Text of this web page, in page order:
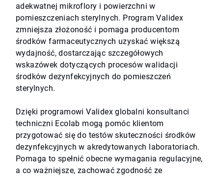
adekwatnej mikroflory i powierzchni w
pomieszczeniach sterylnych. Program Validex
zmniejsza złożoność i pomaga producentom
środków farmaceutycznych uzyskać większą
wydajność, dostarczając szczegółowych
wskazówek dotyczących procesów walidacji
środków dezynfekcyjnych do pomieszczeń
sterylnych.
Dzięki programowi Validex globalni konsultanci
techniczni Ecolab mogą pomóc klientom
przygotować się do testów skuteczności środków
dezynfekcyjnych w akredytowanych laboratoriach.
Pomaga to spełnić obecne wymagania regulacyjne,
a co ważniejsze, zachować zgodność ze